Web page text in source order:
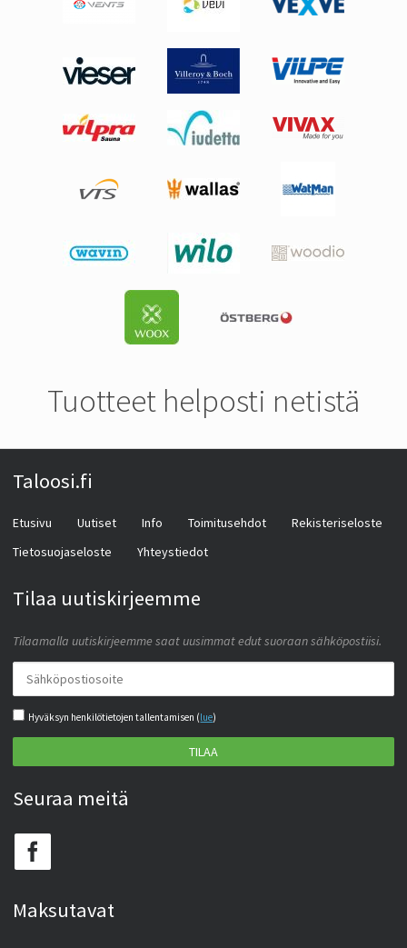
Tuotteet helposti netistä
Taloosi.fi
Etusivu Uutiset Info Toimitusehdot
Rekisteriseloste
Tietosuojaseloste
Yhteystiedot
Tilaa uutiskirjeemme
Tilaamalla uutiskirjeemme saat uusimmat edut suoraan sähköpostiisi.
Hyväksyn henkilötietojen tallentamisen (lue)
TILAA
Seuraa meitä
Maksutavat